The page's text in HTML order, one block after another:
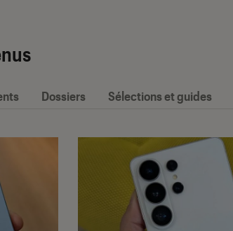
Dossiers Sélections et guides